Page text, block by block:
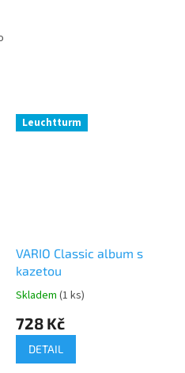
Leuchtturm
VARIO Classic album s
kazetou
Průměrné
produktu
Skladem (1 ks)
728 Kč
DETAIL